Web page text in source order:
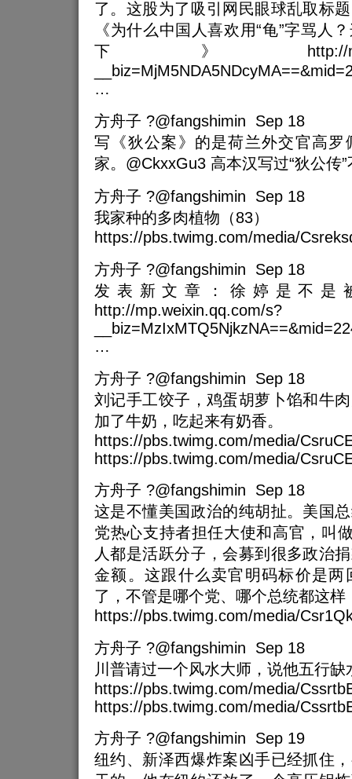
了。这股为了吸引网民眼球乱取标
《为什么中国人喜欢用“龟”字骂人
下》http://
…
方舟子 ?@fangshimin Sep 18
写《狄公案》的是荷兰外交官高罗
家。@CkxxGu3 高本汉写过“狄公传
方舟子 ?@fangshimin Sep 18
我家种的多肉植物（83）
https://pbs.twimg.com/media/
方舟子 ?@fangshimin Sep 18
发表新文章：徐婷是不是
http://mp.weixin.qq.com/s?
…
方舟子 ?@fangshimin Sep 18
刘记手工饺子，鸡蛋胡萝卜馅和牛
加了牛奶，吃起来有奶香。
https://pbs.twimg.com/media/
https://pbs.twimg.com/media/
方舟子 ?@fangshimin Sep 18
这是不懂美国政治的纯胡扯。美国
党热心支持者担任大使和高官，叫
人都是活跃分子，会募到很多政治
金额。这跟什么卖官明码标价是两
了，不管是哪个党、哪个总统都这样
https://pbs.twimg.com/media/
方舟子 ?@fangshimin Sep 18
川普请过一个风水大师，说他五行
https://pbs.twimg.com/media/
https://pbs.twimg.com/media/
方舟子 ?@fangshimin Sep 19
纽约、新泽西爆炸案凶手已经抓住